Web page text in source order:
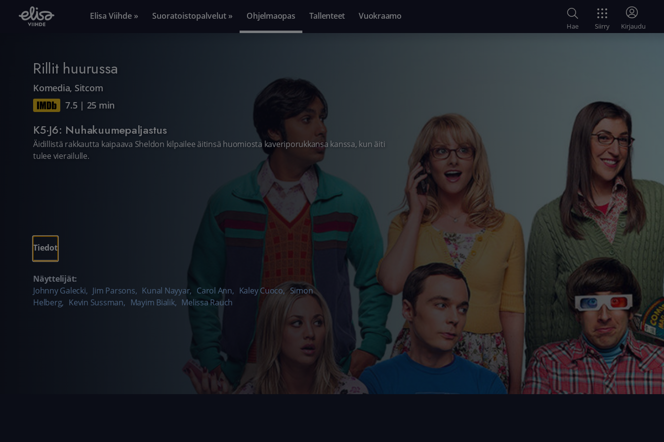
Elisa Viihde » Suoratoistopalvelut » Ohjelmaopas Tallenteet Vuokraamo
Hae Siirry Kirjaudu
Rillit huurussa
Komedia, Sitcom
7.5| 25 min
K5·J6: Nuhakuumepaljastus
Äidillistä rakkautta kaipaava Sheldon kilpailee äitinsä huomiosta kaveriporukkansa kanssa, kun äiti
tulee vierailulle.
Tiedot
Näyttelijät:
Johnny Galecki, Jim Parsons, Kunal Nayyar, Carol Ann, Kaley Cuoco, Simon
Helberg, Kevin Sussman, Mayim Bialik, Melissa Rauch